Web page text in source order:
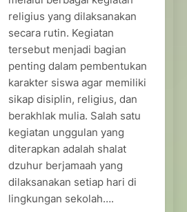
religius yang dilaksanakan
secara rutin. Kegiatan
tersebut menjadi bagian
penting dalam pembentukan
karakter siswa agar memiliki
sikap disiplin, religius, dan
berakhlak mulia. Salah satu
kegiatan unggulan yang
diterapkan adalah shalat
dzuhur berjamaah yang
dilaksanakan setiap hari di
lingkungan sekolah….